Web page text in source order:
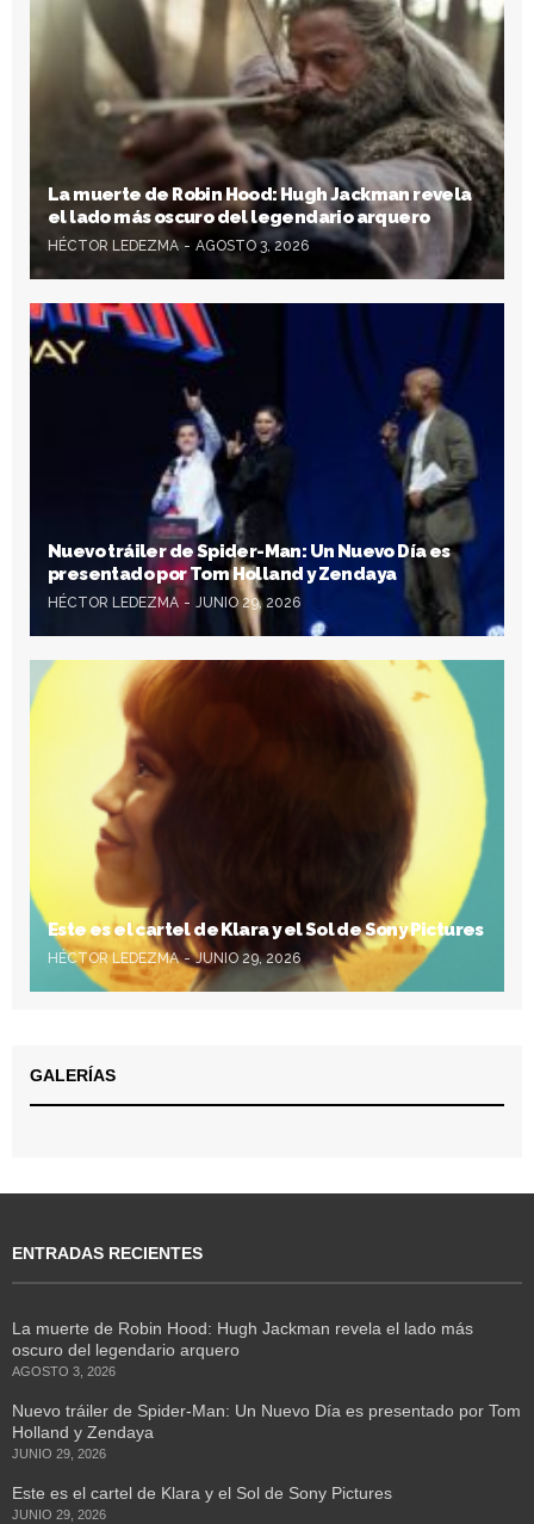
La muerte de Robin Hood: Hugh Jackman revela
el lado más oscuro del legendario arquero
HÉCTOR LEDEZMA AGOSTO 3, 2026
Nuevo tráiler de Spider-Man: Un Nuevo Día es
presentado por Tom Holland y Zendaya
HÉCTOR LEDEZMA JUNIO 29, 2026
Este es el cartel de Klara y el Sol de Sony Pictures
HÉCTOR LEDEZMA JUNIO 29, 2026
GALERÍAS
ENTRADAS RECIENTES
La muerte de Robin Hood: Hugh Jackman revela el lado más
oscuro del legendario arquero
AGOSTO 3, 2026
Nuevo tráiler de Spider-Man: Un Nuevo Día es presentado por Tom
Holland y Zendaya
JUNIO 29, 2026
Este es el cartel de Klara y el Sol de Sony Pictures
JUNIO 29, 2026